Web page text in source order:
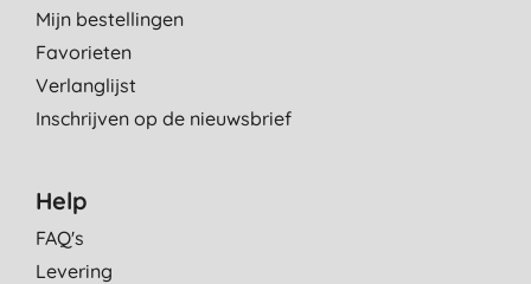
Mijn bestellingen
Favorieten
Verlanglijst
Inschrijven op de nieuwsbrief
Help
FAQ's
Levering